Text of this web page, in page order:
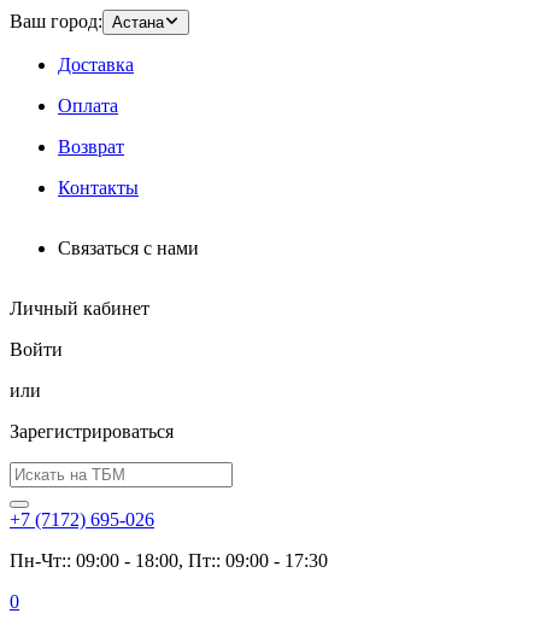
Ваш город: Астана
Доставка
Оплата
Возврат
Контакты
Связаться с нами
Личный кабинет
Войти
или
Зарегистрироваться
+7 (7172) 695-026
Пн-Чт:: 09:00 - 18:00, Пт:: 09:00 - 17:30
0